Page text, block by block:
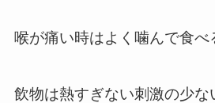
喉が痛い時はよく噛んで食べ
飲物は熱すぎない刺激の少な